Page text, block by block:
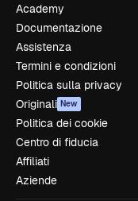
Academy
Documentazione
Assistenza
Termini e condizioni
Politica sulla privacy
Originali New
Politica dei cookie
Centro di fiducia
Affiliati
Aziende